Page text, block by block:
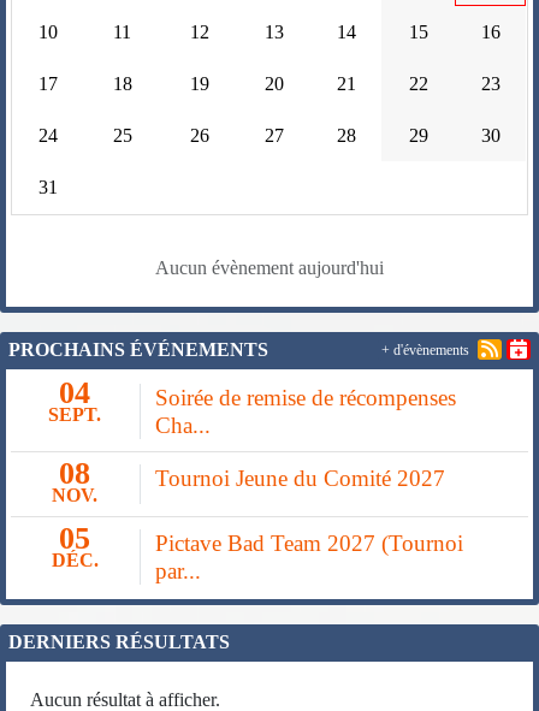
10 11 12 13 14 15 16
17 18 19 20 21 22 23
24 25 26 27 28 29 30
31
Aucun évènement aujourd'hui
PROCHAINS ÉVÉNEMENTS
04
SEPT.
Soirée de remise de récompenses
Cha...
08
NOV.
Tournoi Jeune du Comité 2027
05
DÉC.
Pictave Bad Team 2027 (Tournoi
par...
+ d'évènements
DERNIERS RÉSULTATS
Aucun résultat à afficher.